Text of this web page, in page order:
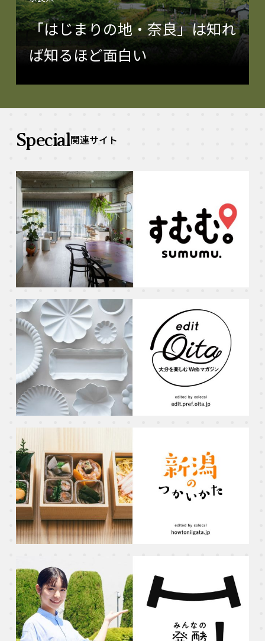
「はじまりの地・奈良」は知れ
ば知るほど面白い
Special関連サイト